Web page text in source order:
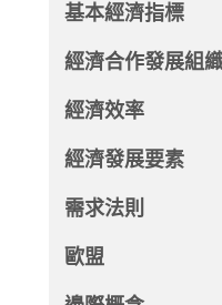
基本經濟指標
經濟合作發展組
經濟效率
經濟發展要素
需求法則
歐盟